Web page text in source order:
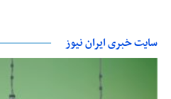
سایت خبری ایران نیوز